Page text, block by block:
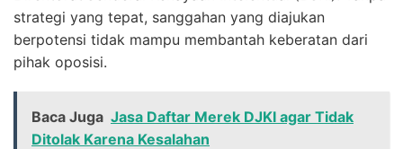
strategi yang tepat, sanggahan yang diajukan
berpotensi tidak mampu membantah keberatan dari
pihak oposisi.
Baca Juga Jasa Daftar Merek DJKI agar Tidak
Ditolak Karena Kesalahan